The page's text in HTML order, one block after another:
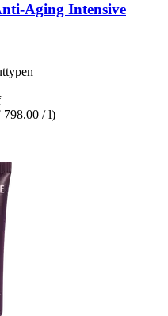
​Aging Intensive
798.00 / l)